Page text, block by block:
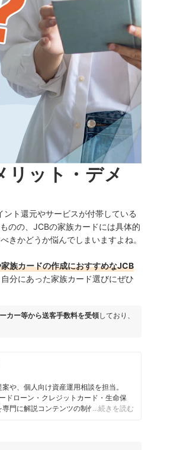
リット・デメ
ント還元やサービスが付帯している
のの、 JCBの家族カードには具体的
きかどうか悩んでしまいますよね。
族カードの作成におすすめなJCB
分にあった家族カード選びにぜひ
カー等から送客手数料を受領しており、
や、個人向け資産運用相談を担当。
ドローン・クレジットカード・生命保
門に解説コンテンツの制作を統括す
…続きを読む